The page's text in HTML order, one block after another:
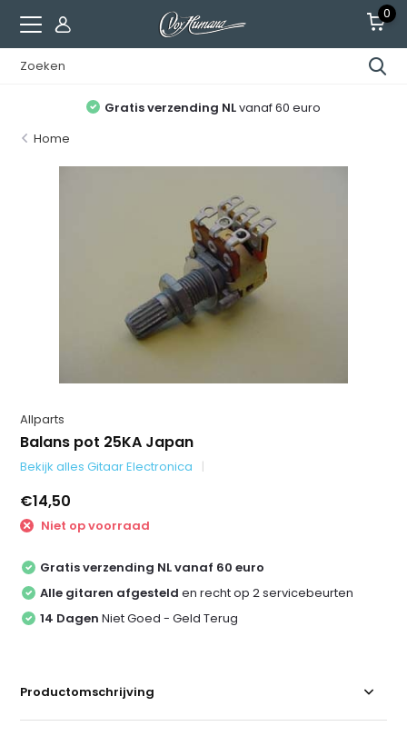
0
Gratis verzending NLvanaf 60 euro
Home
Allparts
Balans pot 25KA Japan
Bekijk alles Gitaar Electronica
€14,50
Niet op voorraad
Gratis verzending NL vanaf 60 euro
Alle gitaren afgesteld en recht op 2 servicebeurten
14 Dagen Niet Goed - Geld Terug
Productomschrijving